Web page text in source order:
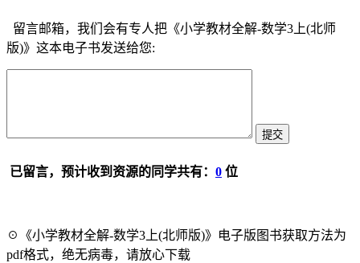
留言邮箱，我们会有专人把《小学教材全解-数学3上(北师
版)》这本电子书发送给您:
已留言，预计收到资源的同学共有： 0 位
☉《小学教材全解-数学3上(北师版)》电子版图书获取方法为
pdf格式，绝无病毒，请放心下载